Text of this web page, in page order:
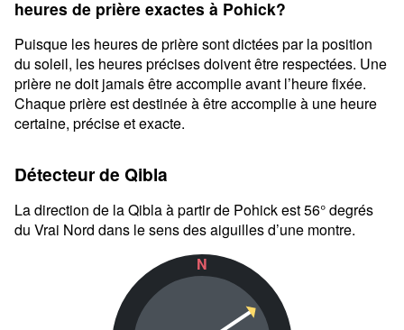
heures de prière exactes à Pohick?
Puisque les heures de prière sont dictées par la position
du soleil, les heures précises doivent être respectées. Une
prière ne doit jamais être accomplie avant l’heure fixée.
Chaque prière est destinée à être accomplie à une heure
certaine, précise et exacte.
Détecteur de Qibla
La direction de la Qibla à partir de Pohick est 56° degrés
du Vrai Nord dans le sens des aiguilles d’une montre.
N